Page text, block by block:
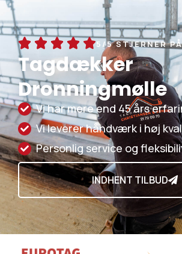
5/5 STJERNER
Tagdækker
Dronningmølle
Vi har mere end 45 års
Vi leverer håndværk i høj
Personlig service og
INDHENT TILBUD